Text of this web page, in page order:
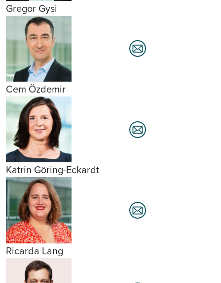
Gregor Gysi
Cem Özdemir
Katrin Göring-Eckardt
Ricarda Lang